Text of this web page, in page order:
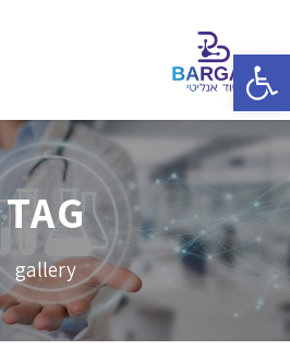
פתח סרגל נגישות
TAG
gallery